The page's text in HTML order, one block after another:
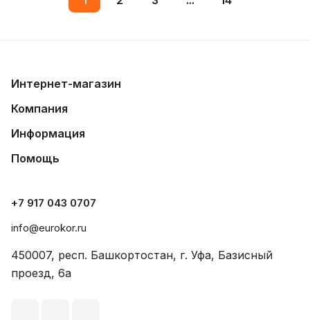
Интернет-магазин
Компания
Информация
Помощь
+7 917 043 0707
info@eurokor.ru
450007, респ. Башкортостан, г. Уфа, Базисный
проезд, 6а